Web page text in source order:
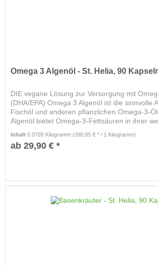
Omega 3 Algenöl - St. Helia, 90
DIE vegane Lösung zur Versorgung mit
(DHA/EPA) Omega 3 Algenöl ist die sinnvolle
Fischöl und anderen pflanzlichen Omega-3-
Algenöl bietet Omega-3-Fettsäuren in ihrer
Inhalt0.0765 Kilogramm(390,85 € * / 1 Kilogramm)
ab 29,90 € *